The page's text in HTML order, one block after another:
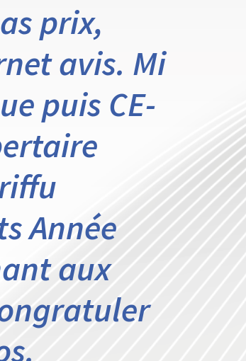
prix,
avis. Mi
puis CE-
Année
aux